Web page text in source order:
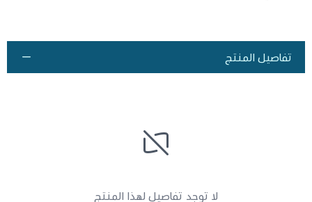
تفاصيل المنتج
لا توجد تفاصيل لهذا المنتج